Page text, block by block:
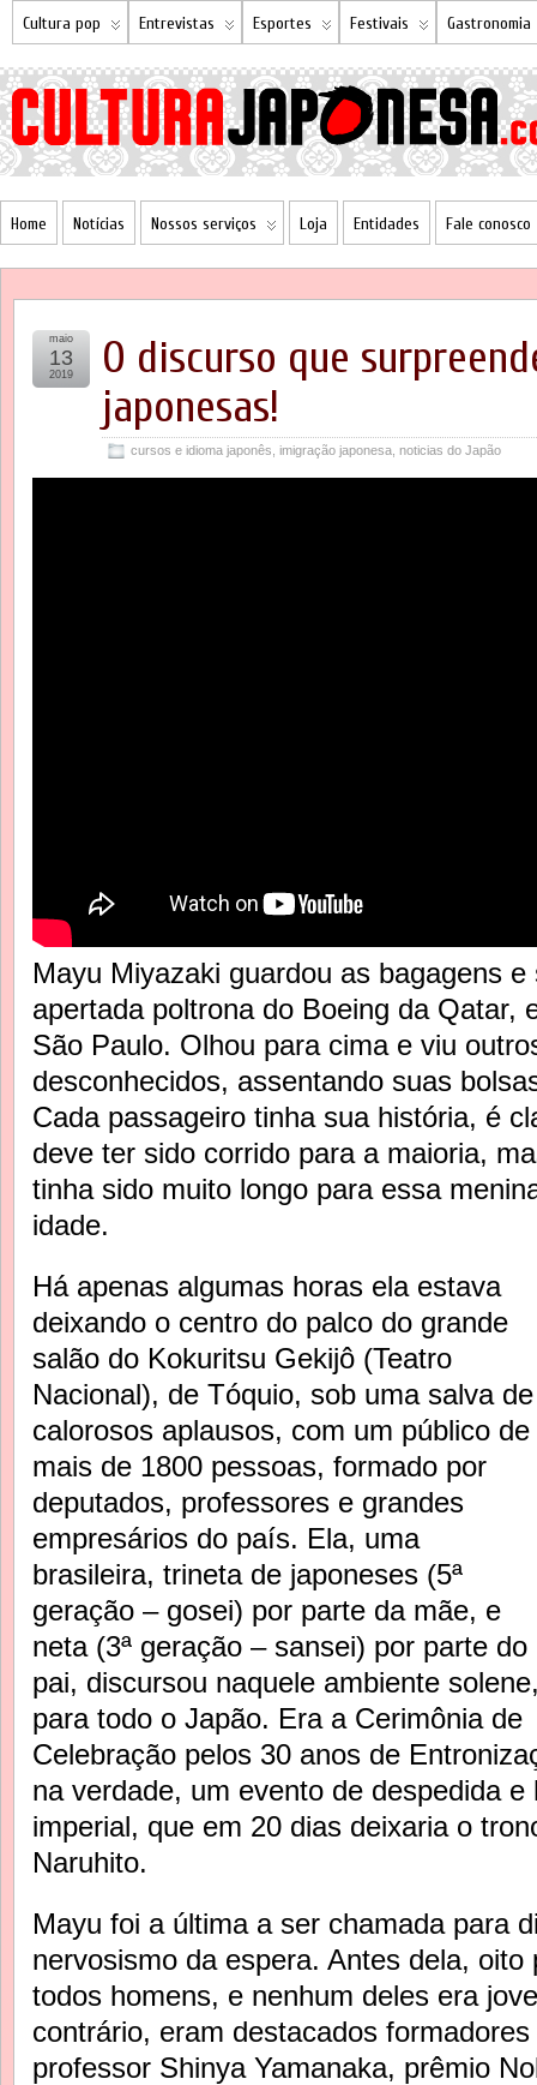
Cultura pop Entrevistas Esportes Festivais Gastronomia
Home Notícias Nossos serviços Loja Entidades Fale conosco
O discurso que
japonesas!
cursos e idioma japonês imigração japonesa noticias do Japão
maio
13
2019
Mayu Miyazaki guardou as bagagens
apertada poltrona do Boeing da Qatar,
São Paulo. Olhou para cima e viu
desconhecidos, assentando suas
Cada passageiro tinha sua história, é
deve ter sido corrido para a maioria,
tinha sido muito longo para essa
idade.
Há apenas algumas horas ela estava
deixando o centro do palco do grande
salão do Kokuritsu Gekijô (Teatro
Nacional), de Tóquio, sob uma salva de
calorosos aplausos, com um público de
mais de 1800 pessoas, formado por
deputados, professores e grandes
empresários do país. Ela, uma
brasileira, trineta de japoneses (5ª
geração – gosei) por parte da mãe, e
neta (3ª geração – sansei) por parte do
pai, discursou naquele ambiente
para todo o Japão. Era a Cerimônia de
Celebração pelos 30 anos de
na verdade, um evento de despedida
imperial, que em 20 dias deixaria o
Naruhito.
Mayu foi a última a ser chamada para
nervosismo da espera. Antes dela,
todos homens, e nenhum deles era
contrário, eram destacados
professor Shinya Yamanaka, prêmio